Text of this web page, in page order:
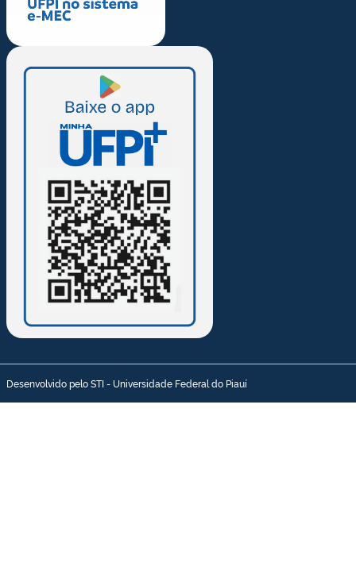
Desenvolvido pelo STI - Universidade Federal do Piauí